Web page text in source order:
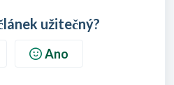
užitečný?
Ano